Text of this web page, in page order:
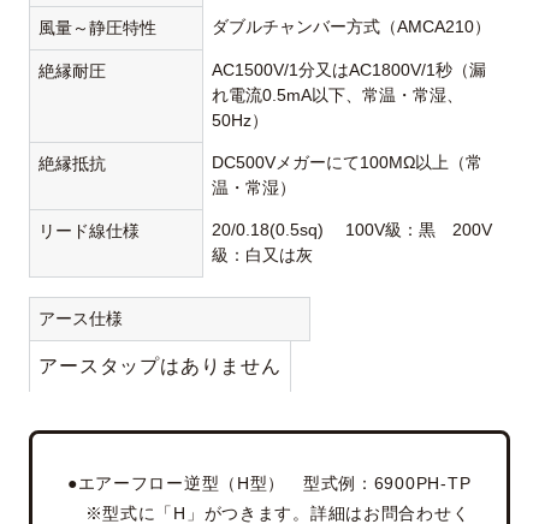
風量～静圧特性 ダブルチャンバー方式（AMCA210）
絶縁耐圧
AC1500V/1分又はAC1800V/1秒（漏
れ電流0.5mA以下、常温・常湿、
50Hz）
絶縁抵抗
DC500Vメガーにて100MΩ以上（常
温・常湿）
リード線仕様
20/0.18(0.5sq) 100V級：黒 200V
級：白又は灰
アース仕様
アースタップはありません
●エアーフロー逆型（H型） 型式例：6900PH-TP
※型式に「H」がつきます。詳細はお問合わせく